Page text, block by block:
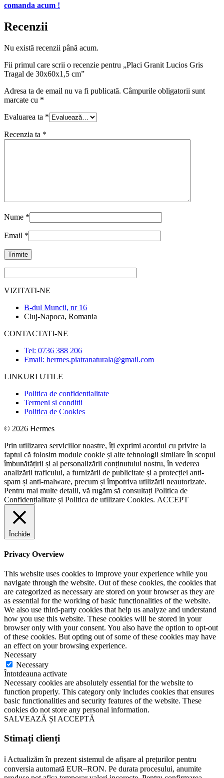
comanda acum !
Recenzii
Nu există recenzii până acum.
Fii primul care scrii o recenzie pentru „Placi Granit Lucios Gris
Tragal de 30x60x1,5 cm”
Adresa ta de email nu va fi publicată. Câmpurile obligatorii sunt
marcate cu *
Evaluarea ta *
Recenzia ta *
Nume *
Email *
VIZITATI-NE
B-dul Muncii, nr 16
Cluj-Napoca, Romania
CONTACTATI-NE
Tel: 0736 388 206
Email: hermes.piatranaturala@gmail.com
LINKURI UTILE
Politica de confidentialitate
Termeni si conditii
Politica de Cookies
© 2026 Hermes
Prin utilizarea serviciilor noastre, îți exprimi acordul cu privire la
faptul că folosim module cookie și alte tehnologii similare în scopul
îmbunătățirii și al personalizării conținutului nostru, în vederea
analizării traficului, a furnizării de publicitate și a protecției anti-
spam și anti-malware, precum și împotriva utilizării neautorizate.
Pentru mai multe detalii, vă rugăm să consultați Politica de
Confidențialitate și Politica de utilizare Cookies. ACCEPT
Închide
Privacy Overview
This website uses cookies to improve your experience while you
navigate through the website. Out of these cookies, the cookies that
are categorized as necessary are stored on your browser as they are
as essential for the working of basic functionalities of the website.
We also use third-party cookies that help us analyze and understand
how you use this website. These cookies will be stored in your
browser only with your consent. You also have the option to opt-out
of these cookies. But opting out of some of these cookies may have
an effect on your browsing experience.
Necessary
Necessary
Întotdeauna activate
Necessary cookies are absolutely essential for the website to
function properly. This category only includes cookies that ensures
basic functionalities and security features of the website. These
cookies do not store any personal information.
SALVEAZĂ ȘI ACCEPTĂ
Stimați clienți
ℹ️ Actualizăm în prezent sistemul de afișare al prețurilor pentru
conversia automată EUR–RON. Pe durata procesului, anumite